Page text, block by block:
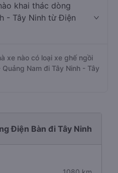
khai thác dòng
- Tây Ninh từ Điện
xe nào có loại xe ghế ngồi
Nam đi Tây Ninh - Tây
Điện Bàn đi Tây Ninh